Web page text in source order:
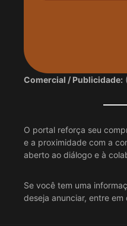
Comercial / Publicidade:
O portal reforça seu
e a proximidade com a
aberto ao diálogo e à
Se você tem uma
deseja anunciar, entre